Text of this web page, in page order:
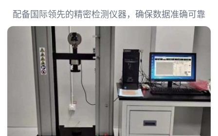
配备国际领先的精密检测仪器，确保数据准确可靠